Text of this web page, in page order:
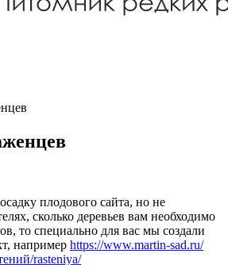
плодового сайта, но не
сколько деревьев вам необходимо
то специально для вас мы создали
например https://www.martin-sad.ru/
rasteniya/